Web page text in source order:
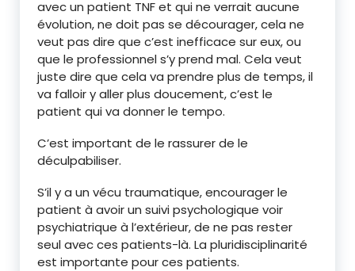
avec un patient TNF et qui ne verrait aucune
évolution, ne doit pas se décourager, cela ne
veut pas dire que c’est inefficace sur eux, ou
que le professionnel s’y prend mal. Cela veut
juste dire que cela va prendre plus de temps, il
va falloir y aller plus doucement, c’est le
patient qui va donner le tempo.
C’est important de le rassurer de le
déculpabiliser.
S’il y a un vécu traumatique, encourager le
patient à avoir un suivi psychologique voir
psychiatrique à l’extérieur, de ne pas rester
seul avec ces patients-là. La pluridisciplinarité
est importante pour ces patients.